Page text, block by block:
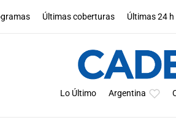
Últimas coberturas Últimas 24 h
Lo Último Argentina